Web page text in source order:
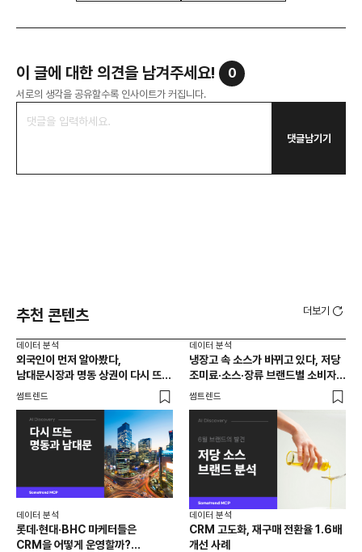
이 글에 대한 의견을 남겨주세요! 0
서로의 생각을 공유할수록 인사이트가 커집니다.
댓글남기기
추천 콘텐츠 더보기
데이터 분석
외국인이 먼저 알아봤다,
남대문시장과 명동 상권이 다시 뜨는
이유는 뭘까
썸트렌드
데이터 분석
냉장고 속 소스가 바뀌고 있다, 저당
조미료·소스·장류 브랜드별 소비자
반응 분석
썸트렌드
데이터 분석
롯데·현대·BHC 마케터들은
CRM을 어떻게 운영할까?
데이터 분석
CRM 고도화, 재구매 전환율 1.6배
개선 사례